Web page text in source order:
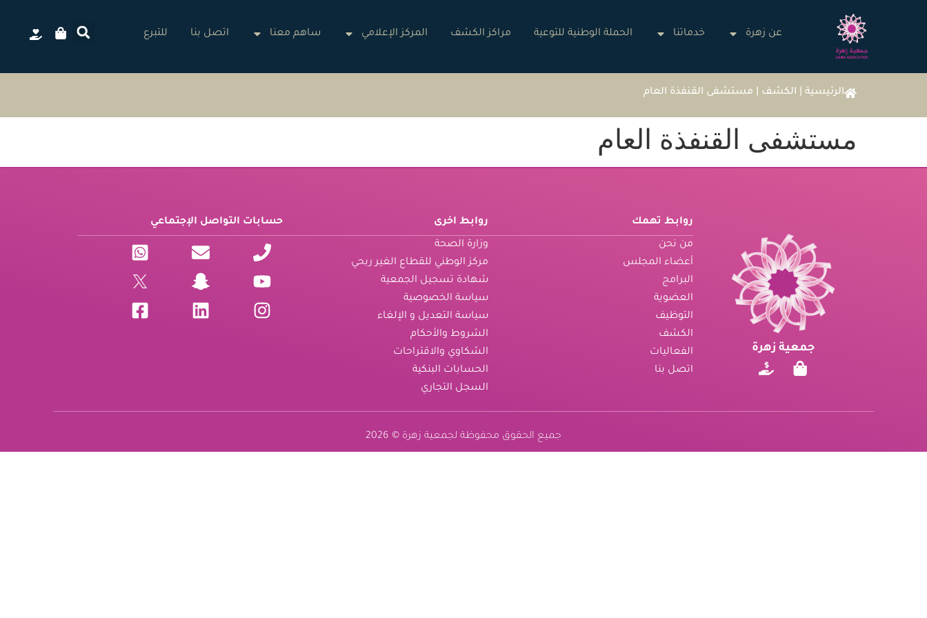
عن زهرة خدماتنا الحملة الوطنية للتوعية مراكز الكشف المركز الإعلامي ساهم معنا اتصل بنا للتبرع
الرئيسية الكشف مستشفى القنفذة العام
مستشفى القنفذة العام
جمعية زهرة
روابط تهمك
من نحن
أعضاء المجلس
البرامج
العضوية
التوظيف
الكشف
الفعاليات
اتصل بنا
روابط اخرى
وزارة الصحة
مركز الوطني للقطاع الغير ربحي
شهادة تسجيل الجمعية
سياسة الخصوصية
سياسة التعديل و الإلغاء
الشروط والأحكام
الشكاوي والاقتراحات
الحسابات البنكية
السجل التجاري
حسابات التواصل الإجتماعي
جميع الحقوق محفوظة لجمعية زهرة © 2026